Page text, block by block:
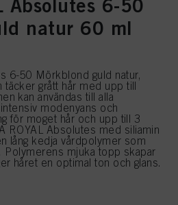
Absolutes 6-50
natur 60 ml
6-50 Mörkblond guld natur,
täcker grått hår med upp till
kan användas till alla
modenyans och
för moget hår och upp till 3
ROYAL Absolutes med siliamin
lång kedja vårdpolymer som
Polymerens mjuka topp skapar
håret en optimal ton och glans.